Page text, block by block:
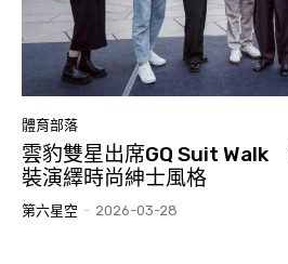
體育部落
雲豹雙星出席GQ Suit Walk
裝演繹時尚紳士風格
第六星空 - 2026-03-28